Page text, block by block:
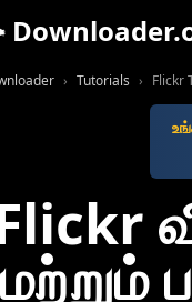
Tutorials Flickr
மற்றும்